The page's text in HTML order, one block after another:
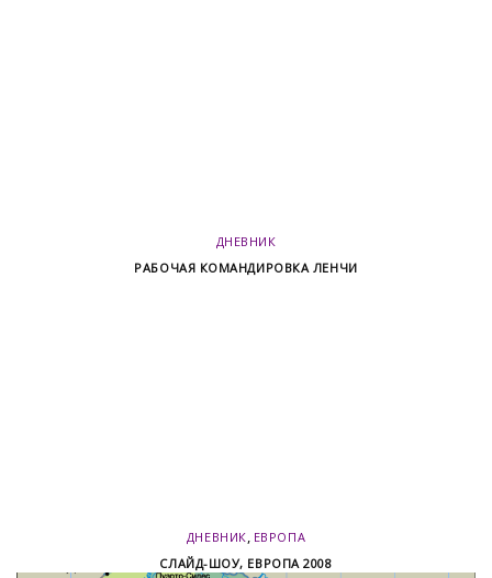
ДНЕВНИК
РАБОЧАЯ КОМАНДИРОВКА ЛЕНЧИ
ДНЕВНИК, ЕВРОПА
СЛАЙД-ШОУ, ЕВРОПА 2008